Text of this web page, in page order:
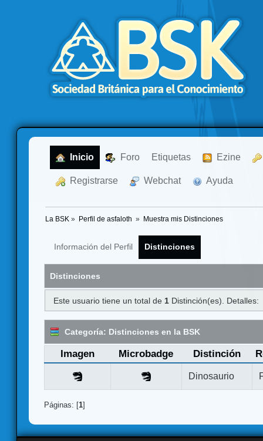
Inicio Foro Etiquetas Ezine
Registrarse Webchat Ayuda
La BSK » Perfil de asfaloth » Muestra mis Distinciones
Información del Perfil Distinciones
Distinciones
Este usuario tiene un total de 1 Distinción(es). Detalles:
Categoría: Distinciones en la BSK
Imagen Microbadge Distinción
Dinosaurio
Páginas: [1]